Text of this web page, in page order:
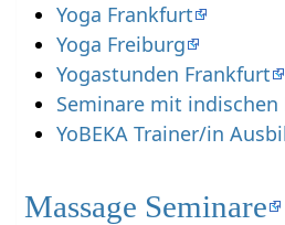
Yoga Frankfurt
Yoga Freiburg
Yogastunden Frankfurt
Seminare mit
YoBEKA Trainer/in
Massage Seminare